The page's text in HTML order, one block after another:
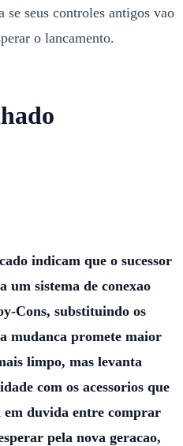
seus controles antigos vao
o lancamento.
indicam que o sucessor
um sistema de conexao
Cons, substituindo os
mudanca promete maior
limpo, mas levanta
com os acessorios que
em duvida entre comprar
pela nova geracao,